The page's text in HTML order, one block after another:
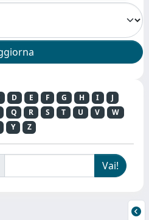
D E F G H I
J
Q R S T U V
W
Y Z